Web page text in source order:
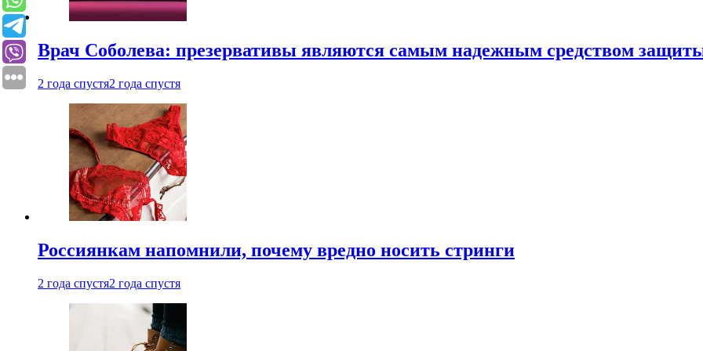
Врач Соболева: презервативы являются самым надежным средством
2 года спустя2 года спустя
Россиянкам напомнили, почему вредно носить стринги
2 года спустя2 года спустя